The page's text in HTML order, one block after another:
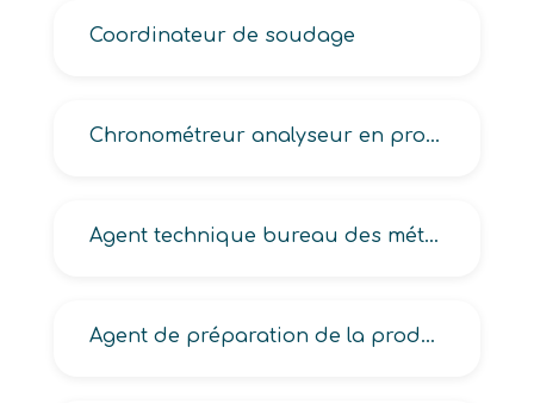
Coordinateur de soudage
Chronométreur analyseur en production industrielle
Agent technique bureau des méthodes en industrie
Agent de préparation de la production, des méthodes en industrie